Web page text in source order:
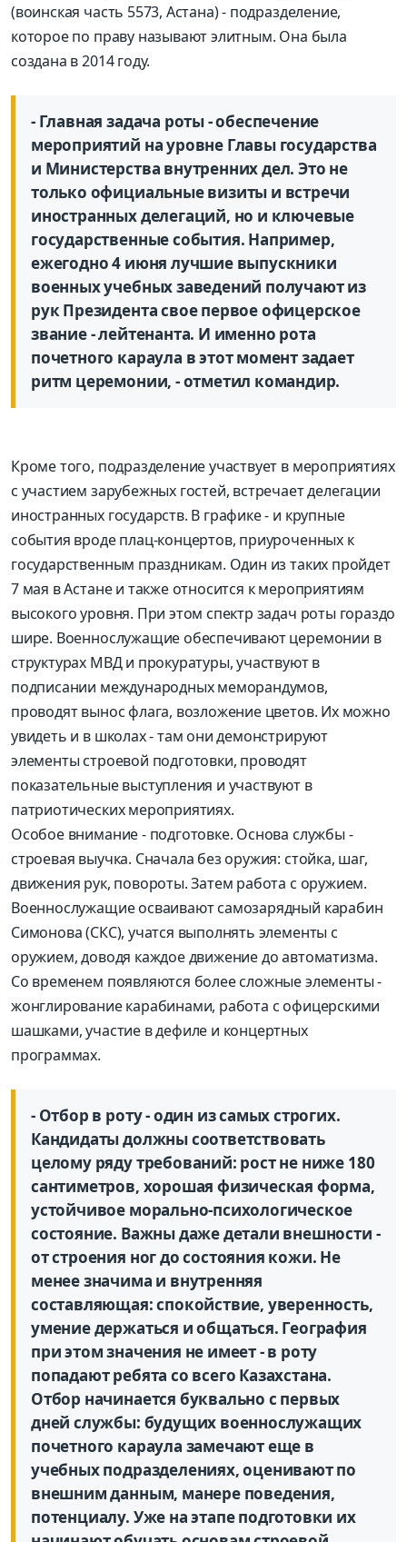
(воинская часть 5573, Астана) - подразделение,
которое по праву называют элитным. Она была
создана в 2014 году.
- Главная задача роты - обеспечение
мероприятий на уровне Главы государства
и Министерства внутренних дел. Это не
только официальные визиты и встречи
иностранных делегаций, но и ключевые
государственные события. Например,
ежегодно 4 июня лучшие выпускники
военных учебных заведений получают из
рук Президента свое первое офицерское
звание - лейтенанта. И именно рота
почетного караула в этот момент задает
ритм церемонии, - отметил командир.
Кроме того, подразделение участ­вует в мероприятиях
с участием зарубежных гостей, встречает делегации
иностранных государств. В графике - и крупные
события вроде плац-концертов, приуроченных к
государственным праздникам. Один из таких пройдет
7 мая в Астане и также относится к мероприятиям
высокого уровня. При этом спектр задач роты гораздо
шире. Военнослужащие обеспечивают церемонии в
структурах МВД и прокуратуры, участвуют в
подписании международных меморандумов,
проводят вынос флага, возложение цветов. Их можно
увидеть и в школах - там они демонстрируют
элементы строевой подготовки, проводят
показательные выступления и участвуют в
патриотических мероприятиях.
Особое внимание - подготовке. Основа службы -
строевая выучка. Сначала без оружия: стойка, шаг,
движения рук, повороты. Затем работа с оружием.
Военно­служащие осваивают самозарядный карабин
Симонова (СКС), учатся выполнять элементы с
оружием, доводя каждое движение до автоматизма.
Со временем появляются более сложные элементы -
жонглирование карабинами, работа с офицерскими
шашками, участие в дефиле и концертных
программах.
- Отбор в роту - один из самых строгих.
Кандидаты должны соответствовать
целому ряду требований: рост не ниже 180
сантиметров, хорошая физическая форма,
устойчивое морально-психологическое
состояние. Важны даже детали внешности -
от строения ног до состояния кожи. Не
менее значима и внутренняя
составляющая: спокойствие, уверенность,
умение держаться и общаться. География
при этом значения не имеет - в роту
попадают ребята со всего Казахстана.
Отбор начинается буквально с первых
дней службы: будущих военнослужащих
почетного караула замечают еще в
учебных подразделениях, оценивают по
внешним данным, манере поведения,
потенциалу. Уже на этапе подготовки их